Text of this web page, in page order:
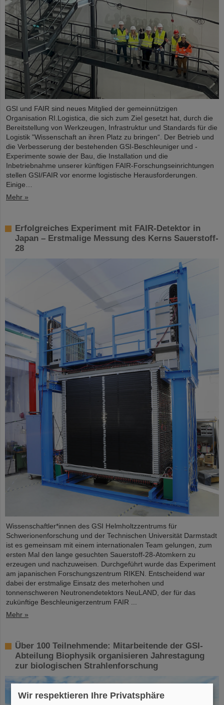
GSI und FAIR sind neues Mitglied der gemeinnützigen
Organisation RI.Logistica, die sich zum Ziel gesetzt hat, durch die
Bereitstellung von Werkzeugen, Infrastruktur und Standards für die
Logistik "Wissenschaft an ihren Platz zu bringen“. Der Betrieb und
die Verbesserung der bestehenden GSI-Beschleuniger und -
Experimente sowie der Bau, die Installation und die
Inbetriebnahme unserer künftigen FAIR-Forschungseinrichtungen
stellen GSI/FAIR vor enorme logistische Herausforderungen.
Einige…
Mehr »
Erfolgreiches Experiment mit FAIR-Detektor in
Japan – Erstmalige Messung des Kerns Sauerstoff-
28
Wissenschaftler*innen des GSI Helmholtzzentrums für
Schwerionenforschung und der Technischen Universität Darmstadt
ist es gemeinsam mit einem internationalen Team gelungen, zum
ersten Mal den lange gesuchten Sauerstoff-28-Atomkern zu
erzeugen und nachzuweisen. Durchgeführt wurde das Experiment
am japanischen Forschungszentrum RIKEN. Entscheidend war
dabei der erstmalige Einsatz des meterhohen und
tonnenschweren Neutronendetektors NeuLAND, der für das
zukünftige Beschleunigerzentrum FAIR ...
Mehr »
Über 100 Teilnehmende: Mitarbeitende der GSI-
Abteilung Biophysik organisieren Jahrestagung
zur biologischen Strahlenforschung
Wir respektieren Ihre Privatsphäre